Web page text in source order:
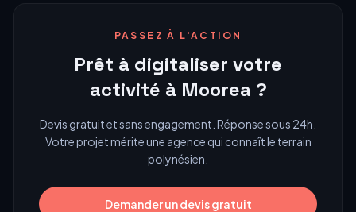
PASSEZ À L'ACTION
Prêt à digitaliser votre
activité à Moorea ?
Devis gratuit et sans engagement. Réponse sous 24h.
Votre projet mérite une agence qui connaît le terrain
polynésien.
Demander un devis gratuit